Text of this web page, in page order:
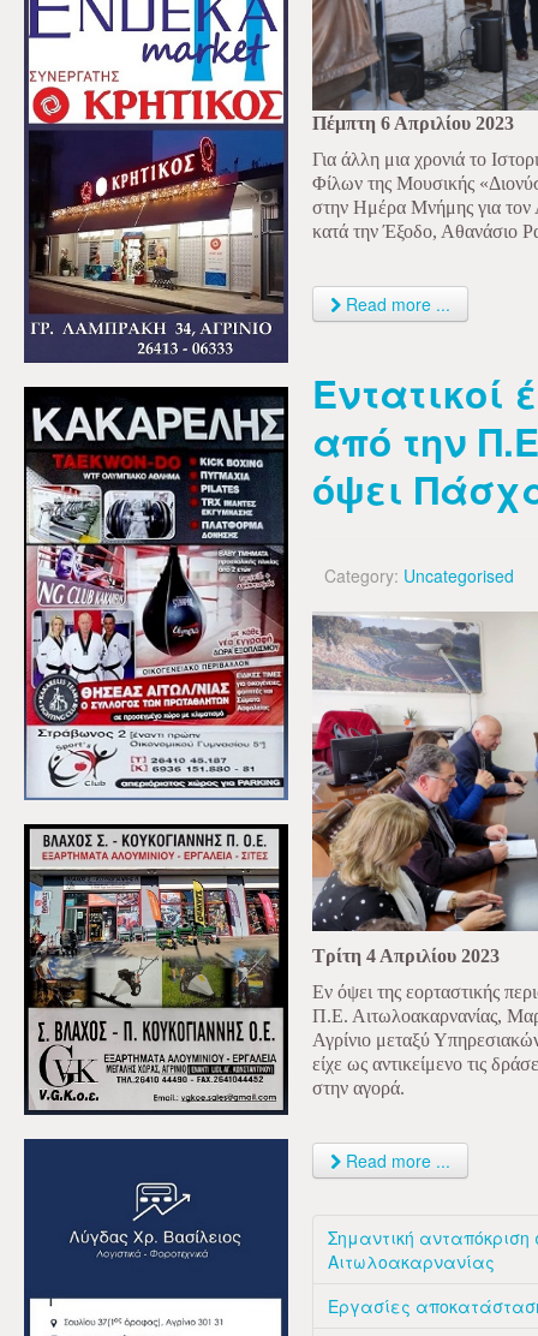
Πέμπτη 6 Απριλίου 2023
Για άλλη μια χρονιά το
Φίλων της Μουσικής
στην Ημέρα Μνήμης για
κατά την Έξοδο, Αθανάσιο
Read more ...
Εντατικοί
από την
όψει
Category: Uncategorised
Τρίτη 4 Απριλίου 2023
Εν όψει της εορταστικής
Π.Ε. Αιτωλοακαρνανίας,
Αγρίνιο μεταξύ
είχε ως αντικείμενο τις
στην αγορά.
Read more ...
Σημαντική ανταπόκριση
Αιτωλοακαρνανίας
Εργασίες